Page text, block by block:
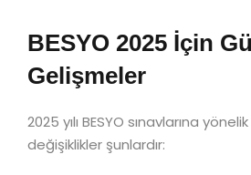
BESYO 2025 İçin
Gelişmeler
2025 yılı BESYO sınavlarına
değişiklikler şunlardır: